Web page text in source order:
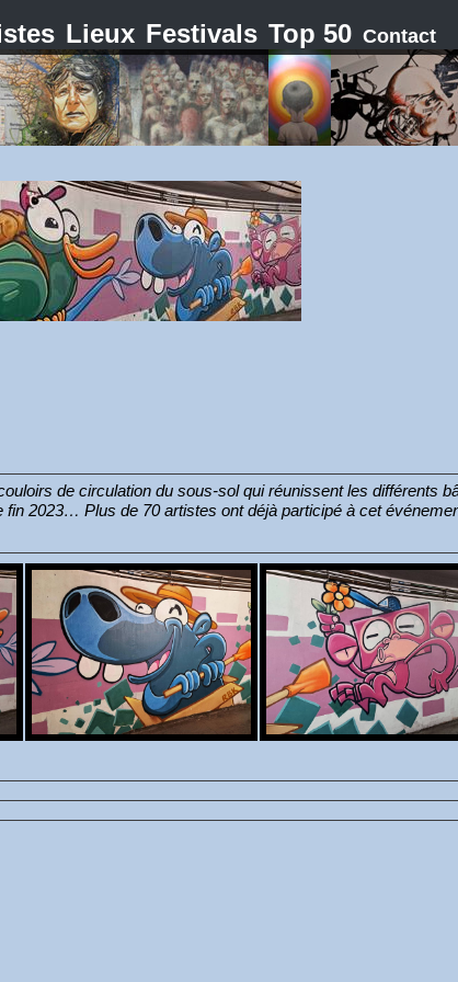
Lieux Festivals Top 50 Contact
de circulation du sous-sol qui réunissent les différents
2023… Plus de 70 artistes ont déjà participé à cet